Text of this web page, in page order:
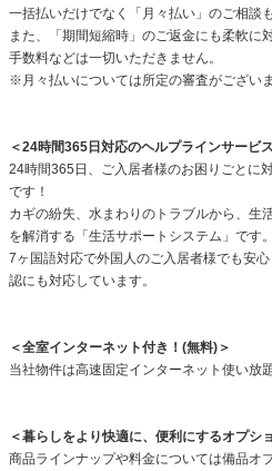
一括払いだけでなく「月々払い」のご相談
また、「期間短縮時」のご返金にも柔軟に
手数料などは一切いただきません。
※月々払いについては所定の審査がござい
＜24時間365日対応のヘルプラインサービ
24時間365日、ご入居者様のお困りごとに
です！
カギの紛失、水まわりのトラブルから、生
を解消する「生活サポートシステム」です。
7ヶ国語対応で外国人のご入居者様でも安
認にも対応しています。
＜全室インターネット付き！(無料)＞
当社物件は高速固定インターネット使い放
＜暮らしをより快適に、便利にするオプシ
商品ラインナップや料金については備品オ